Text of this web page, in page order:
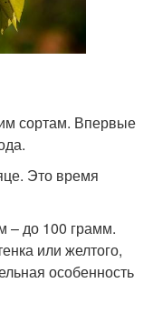
сортам. Впервые
Это время
– до 100 грамм.
или желтого,
особенность